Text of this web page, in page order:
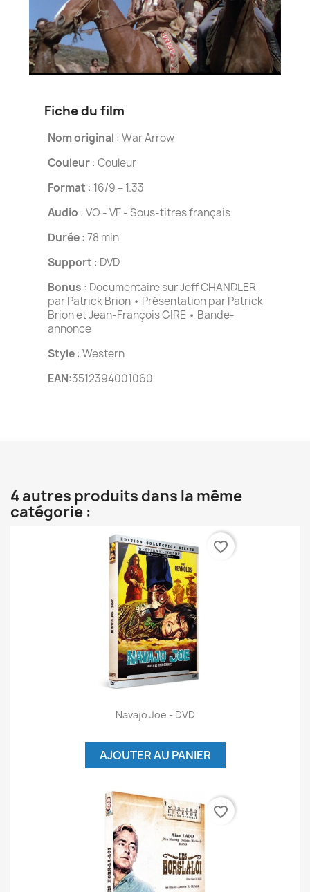
Fiche du film
Nom original : War Arrow
Couleur: Couleur
Format : 16/9 – 1.33
Audio : VO - VF - Sous-titres français
Durée: 78 min
Support : DVD
Bonus : Documentaire sur Jeff CHANDLER
par Patrick Brion • Présentation par Patrick
Brion et Jean-François GIRE • Bande-
annonce
Style: Western
EAN:3512394001060
4 autres produits dans la même
catégorie :
Navajo Joe - DVD
AJOUTER AU PANIER
favorite_border
favorite_border